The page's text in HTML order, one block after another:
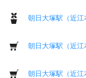
朝日大塚駅（近
朝日大塚駅（近
朝日大塚駅（近